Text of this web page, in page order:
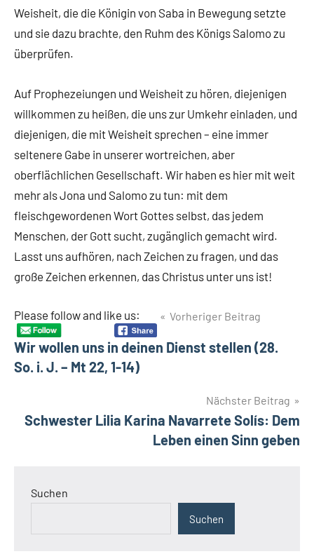
Weisheit, die die Königin von Saba in Bewegung setzte
und sie dazu brachte, den Ruhm des Königs Salomo zu
überprüfen.
Auf Prophezeiungen und Weisheit zu hören, diejenigen
willkommen zu heißen, die uns zur Umkehr einladen, und
diejenigen, die mit Weisheit sprechen – eine immer
seltenere Gabe in unserer wortreichen, aber
oberflächlichen Gesellschaft. Wir haben es hier mit weit
mehr als Jona und Salomo zu tun: mit dem
fleischgewordenen Wort Gottes selbst, das jedem
Menschen, der Gott sucht, zugänglich gemacht wird.
Lasst uns aufhören, nach Zeichen zu fragen, und das
große Zeichen erkennen, das Christus unter uns ist!
Please follow and like us:
BeitragsnavigationVorheriger Beitrag
Wir wollen uns in deinen Dienst stellen (28.
So. i. J. – Mt 22, 1-14)
Nächster Beitrag
Schwester Lilia Karina Navarrete Solís: Dem
Leben einen Sinn geben
Suchen
Suchen